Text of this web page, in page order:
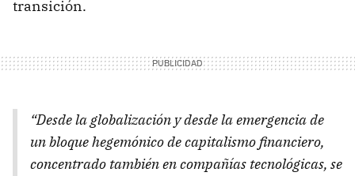
transición.
“Desde la globalización y desde la emergencia de
un bloque hegemónico de capitalismo financiero,
concentrado también en compañías tecnológicas, se